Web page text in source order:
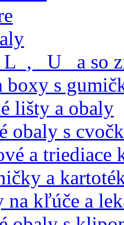
_U_ a so
boxy s
lišty a obaly
obaly s
a triediace
a
na kľúče a